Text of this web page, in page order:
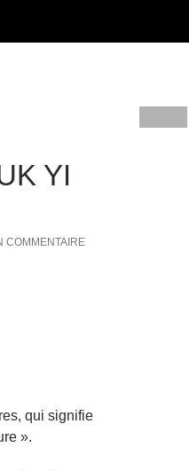
YI
COMMENTAIRE
qui signifie
».